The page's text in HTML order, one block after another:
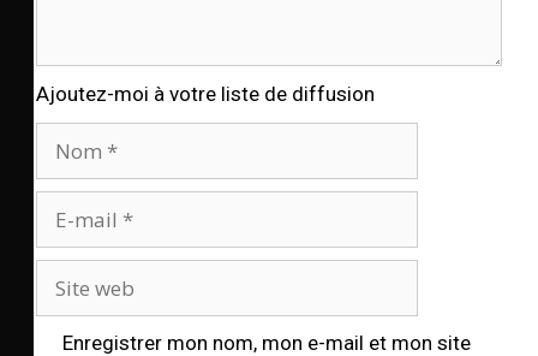
Ajoutez-moi à votre liste de diffusion
Enregistrer mon nom, mon e-mail et mon site